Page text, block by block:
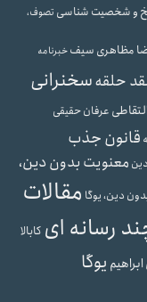
و شخصیت شناسی تصوف،
مظاهری سیفخبرنامه
حلقهسخنرانی
عرفان حقیقی
قانون جذب
معنویت بدون دین،
دین، یوگا مقالات
رسانه ای کابالا
یوگا